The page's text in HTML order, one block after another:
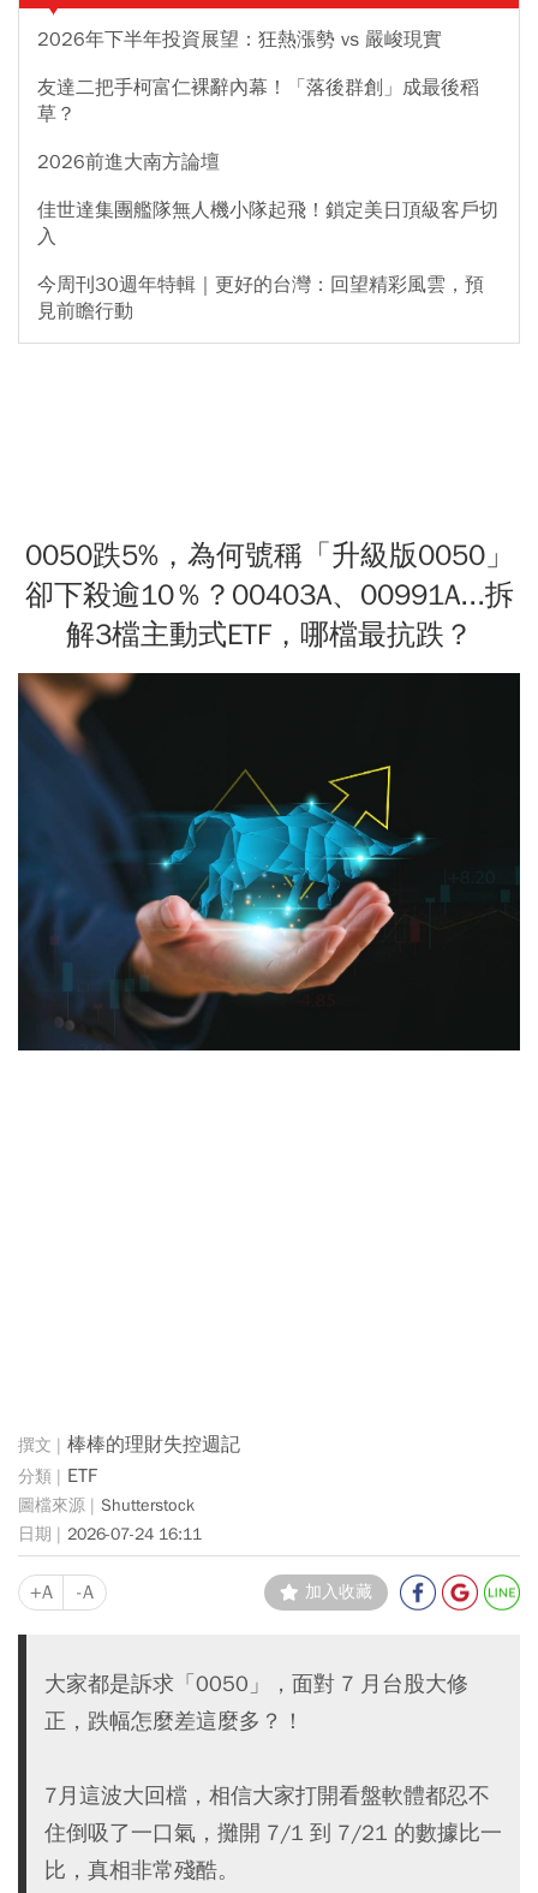
2026年下半年投資展望：狂熱漲勢 vs 嚴峻現實
友達二把手柯富仁裸辭內幕！「落後群創」成最後稻
草？
2026前進大南方論壇
佳世達集團艦隊無人機小隊起飛！鎖定美日頂級客戶切
入
今周刊30週年特輯｜更好的台灣：回望精彩風雲，預
見前瞻行動
0050跌5%，為何號稱「升級版0050」
卻下殺逾10％？00403A、00991A...拆
解3檔主動式ETF，哪檔最抗跌？
棒棒的理財失控週記
ETF
Shutterstock
2026-07-24 16:11
+A -A 加入收藏
大家都是訴求「0050」，面對 7 月台股大修
正，跌幅怎麼差這麼多？！
7月這波大回檔，相信大家打開看盤軟體都忍不
住倒吸了一口氣，攤開 7/1 到 7/21 的數據比一
比，真相非常殘酷。